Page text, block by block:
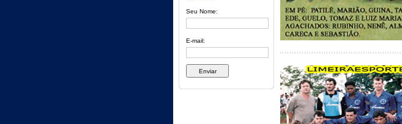
Seu Nome:
E-mail: